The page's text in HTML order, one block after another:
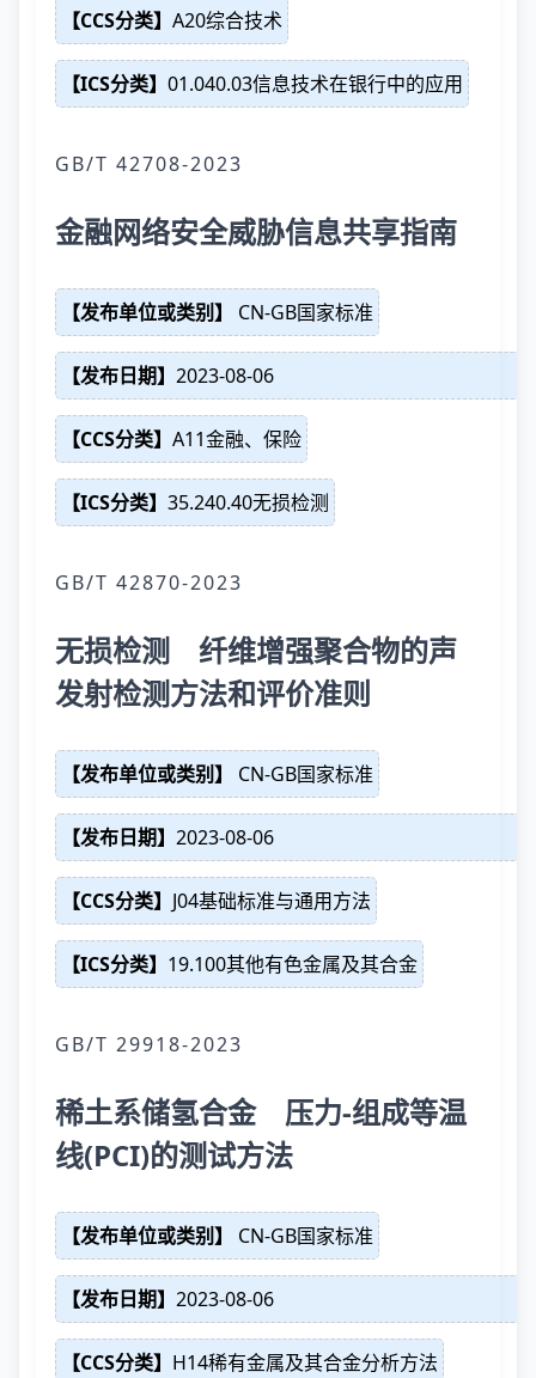
【CCS分类】 A20综合技术
【ICS分类】 01.040.03信息技术在银行中的应用
GB/T 42708-2023
金融网络安全威胁信息共享指南
【发布单位或类别】 CN-GB国家标准
【发布日期】 2023-08-06
【CCS分类】 A11金融、保险
【ICS分类】 35.240.40无损检测
GB/T 42870-2023
无损检测 纤维增强聚合物的声
发射检测方法和评价准则
【发布单位或类别】 CN-GB国家标准
【发布日期】 2023-08-06
【CCS分类】 J04基础标准与通用方法
【ICS分类】 19.100其他有色金属及其合金
GB/T 29918-2023
稀土系储氢合金 压力-组成等温
线(PCI)的测试方法
【发布单位或类别】 CN-GB国家标准
【发布日期】 2023-08-06
【CCS分类】 H14稀有金属及其合金分析方法